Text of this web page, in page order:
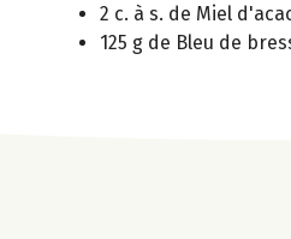
2 c. à s. de Miel
125 g de Bleu de